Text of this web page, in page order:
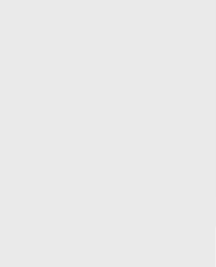
نشده است
علیه ایران است
با آمریکا
دیوانگی آمریکا داریم
و متوقف شدند
حماس شد